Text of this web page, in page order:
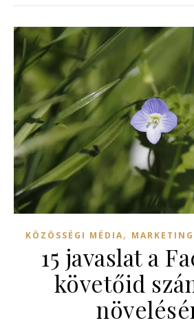
KÖZÖSSÉGI MÉDIA,
15 javaslat a
követőid